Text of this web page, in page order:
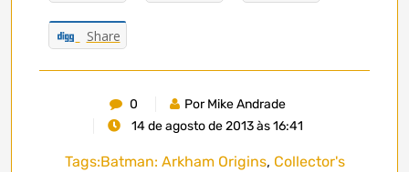
Share
0
Por Mike Andrade
14 de agosto de 2013 às 16:41
Tags:Batman: Arkham Origins, Collector's